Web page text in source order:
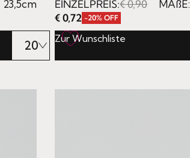
23,5cm EINZELPREIS:€0,90
€0,72 -20% OFF
MAßE:
Zur Wunschliste